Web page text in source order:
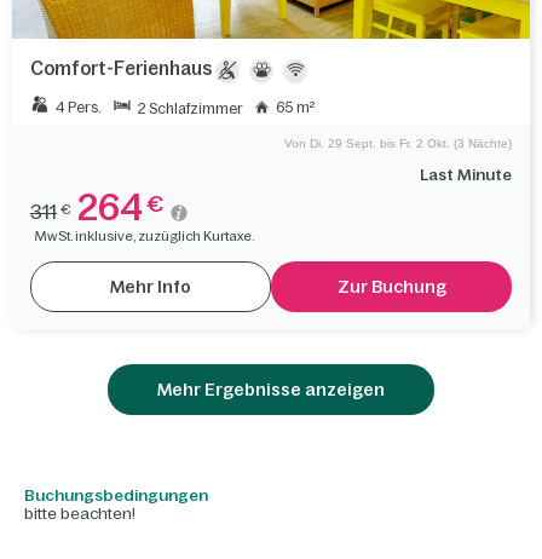
Comfort-Ferienhaus
4 Pers. 2 Schlafzimmer 65 m²
Last Minute
Von Di. 29 Sept. bis Fr. 2 Okt. (3 Nächte)
311 € 264 €
MwSt. inklusive, zuzüglich Kurtaxe.
Mehr Info Zur Buchung
Mehr Ergebnisse anzeigen
Buchungsbedingungen
bitte beachten!